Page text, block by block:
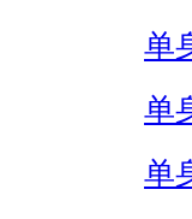
单
单
单